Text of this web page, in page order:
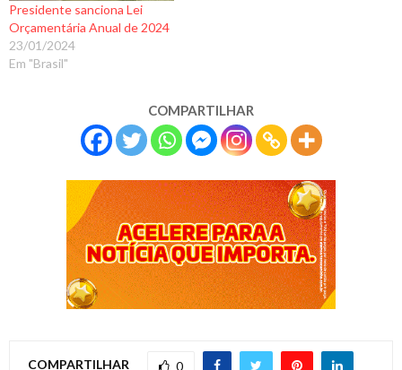
Presidente sanciona Lei
Orçamentária Anual de 2024
23/01/2024
Em "Brasil"
COMPARTILHAR
COMPARTILHAR 0